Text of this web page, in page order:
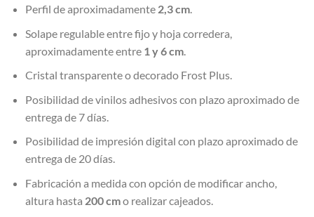
Perfil de aproximadamente 2,3 cm.
Solape regulable entre fijo y hoja corredera,
aproximadamente entre 1 y 6 cm.
Cristal transparente o decorado Frost Plus.
Posibilidad de vinilos adhesivos con plazo aproximado de
entrega de 7 días.
Posibilidad de impresión digital con plazo aproximado de
entrega de 20 días.
Fabricación a medida con opción de modificar ancho,
altura hasta 200 cmo realizar cajeados.